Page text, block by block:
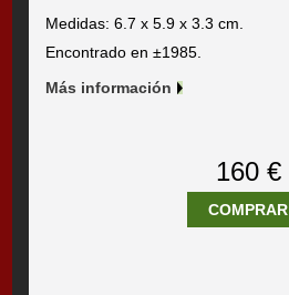
Medidas: 6.7 x 5.9 x 3.3 cm.
Encontrado en ±1985.
Más información
160 €
COMPRAR